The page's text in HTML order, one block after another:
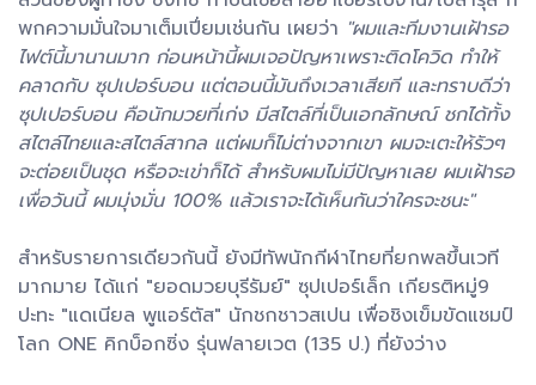
พกความมั่นใจมาเต็มเปี่ยมเช่นกัน เผยว่า "ผมและทีมงานเฝ้ารอ
ไฟต์นี้มานานมาก ก่อนหน้านี้ผมเจอปัญหาเพราะติดโควิด ทำให้
คลาดกับ ซุปเปอร์บอน แต่ตอนนี้มันถึงเวลาเสียที และทราบดีว่า
ซุปเปอร์บอน คือนักมวยที่เก่ง มีสไตล์ที่เป็นเอกลักษณ์ ชกได้ทั้ง
สไตล์ไทยและสไตล์สากล แต่ผมก็ไม่ต่างจากเขา ผมจะเตะให้รัวๆ
จะต่อยเป็นชุด หรือจะเข่าก็ได้ สำหรับผมไม่มีปัญหาเลย ผมเฝ้ารอ
เพื่อวันนี้ ผมมุ่งมั่น 100% แล้วเราจะได้เห็นกันว่าใครจะชนะ"
สำหรับรายการเดียวกันนี้ ยังมีทัพนักกีฬาไทยที่ยกพลขึ้นเวที
มากมาย ได้แก่ "ยอดมวยบุรีรัมย์" ซุปเปอร์เล็ก เกียรติหมู่9
ปะทะ "แดเนียล พูแอร์ตัส" นักชกชาวสเปน เพื่อชิงเข็มขัดแชมป์
โลก ONE คิกบ็อกซิ่ง รุ่นฟลายเวต (135 ป.) ที่ยังว่าง